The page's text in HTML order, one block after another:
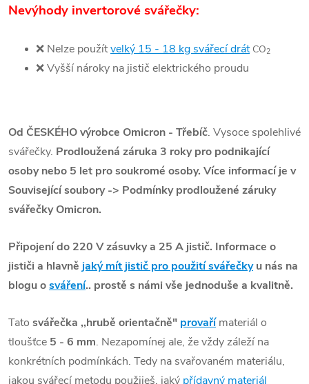
Nevýhody invertorové svářečky:
❌ Nelze použítvelký 15 - 18 kg svářecídrátCO2
❌Vyšší nároky na jistič elektrického proudu
Od ČESKÉHO výrobce Omicron - Třebíč. Vysoce spolehlivé
svářečky. Prodloužená záruka 3 roky pro podnikající
osoby nebo 5 let pro soukromé osoby. Více informací je v
Související soubory -> Podmínky prodloužené záruky
svářečky Omicron.
Připojení do 220 V zásuvky a 25 A jistič. Informace o
jističi a hlavně jaký mít jistič pro použití svářečkyu nás na
blogu osváření.. prostě s námi vše jednoduše a kvalitně.
Tato svářečka ,,hrubě orientačně" provařímateriál o
tloušťce 5 - 6 mm. Nezapomínej ale, že vždy záleží na
konkrétních podmínkách. Tedy na svařovaném materiálu,
jakou svářecí metodu použiješ, jaký přídavný materiál